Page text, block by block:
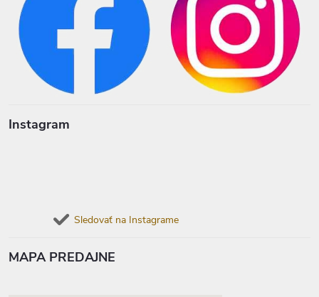
Instagram
Sledovať na Instagrame
MAPA PREDAJNE